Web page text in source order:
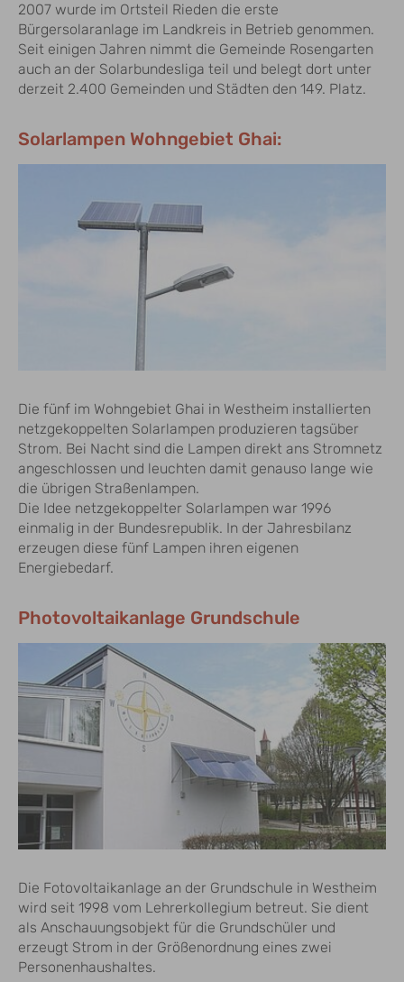
2007 wurde im Ortsteil Rieden die erste
Bürgersolaranlage im Landkreis in Betrieb genommen.
Seit einigen Jahren nimmt die Gemeinde Rosengarten
auch an der Solarbundesliga teil und belegt dort unter
derzeit 2.400 Gemeinden und Städten den 149. Platz.
Solarlampen Wohngebiet Ghai:
Die fünf im Wohngebiet Ghai in Westheim installierten
netzgekoppelten Solarlampen produzieren tagsüber
Strom. Bei Nacht sind die Lampen direkt ans Stromnetz
angeschlossen und leuchten damit genauso lange wie
die übrigen Straßenlampen.
Die Idee netzgekoppelter Solarlampen war 1996
einmalig in der Bundesrepublik. In der Jahresbilanz
erzeugen diese fünf Lampen ihren eigenen
Energiebedarf.
Photovoltaikanlage Grundschule
Die Fotovoltaikanlage an der Grundschule in Westheim
wird seit 1998 vom Lehrerkollegium betreut. Sie dient
als Anschauungsobjekt für die Grundschüler und
erzeugt Strom in der Größenordnung eines zwei
Personenhaushaltes.